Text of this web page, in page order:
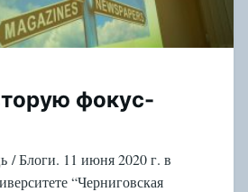
фокус-
/ Блоги. 11 июня 2020 г. в
“Черниговская